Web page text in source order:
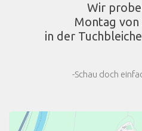
Wir
Montag
in der
-Schau doch